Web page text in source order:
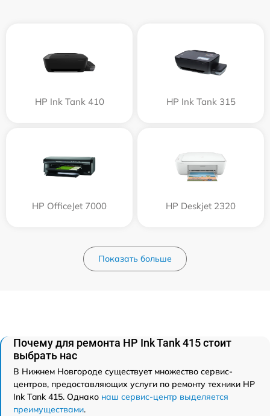
HP Ink Tank 410 HP Ink Tank 315
HP OfficeJet 7000 HP Deskjet 2320
Показать больше
Почему для ремонта HP Ink Tank 415 стоит
выбрать нас
В Нижнем Новгороде существует множество сервис-
центров, предоставляющих услуги по ремонту техники HP
Ink Tank 415. Однако наш сервис-центр выделяется
преимуществами.